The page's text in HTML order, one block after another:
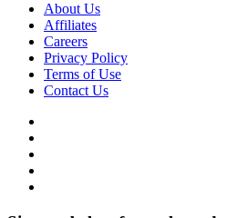
About Us
Affiliates
Careers
Privacy Policy
Terms of Use
Contact Us